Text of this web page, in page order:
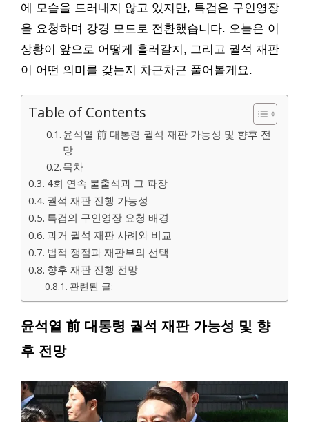
에 모습을 드러내지 않고 있지만, 특검은 구인영장
을 요청하며 강경 모드로 전환했습니다. 오늘은 이
상황이 앞으로 어떻게 흘러갈지, 그리고 궐석 재판
이 어떤 의미를 갖는지 차근차근 풀어볼게요.
Table of Contents
윤석열 前 대통령 궐석 재판 가능성 및 향후 전
망
목차
4회 연속 불출석과 그 파장
궐석 재판 진행 가능성
특검의 구인영장 요청 배경
과거 궐석 재판 사례와 비교
법적 쟁점과 재판부의 선택
향후 재판 진행 전망
관련된 글:
윤석열 前 대통령 궐석 재판 가능성 및 향
후 전망